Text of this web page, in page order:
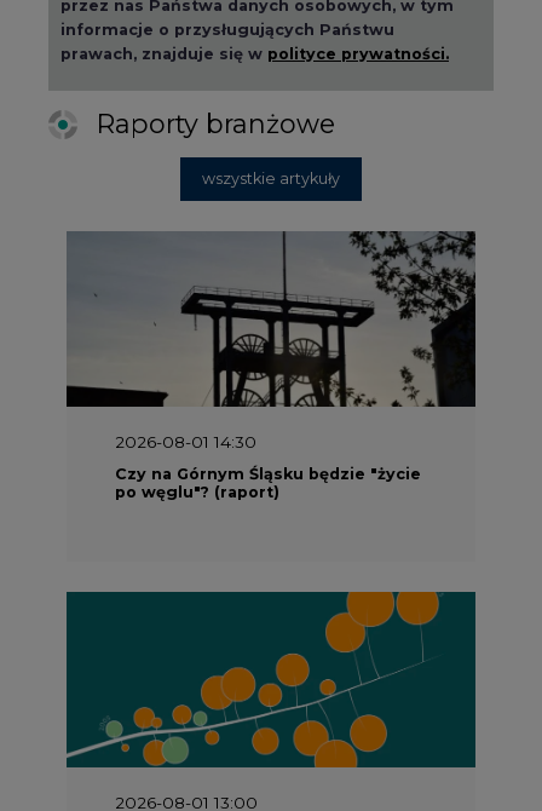
przez nas Państwa danych osobowych, w tym
informacje o przysługujących Państwu
prawach, znajduje się w polityce prywatności.
Raporty branżowe
wszystkie artykuły
2026-08-01 14:30
Czy na Górnym Śląsku będzie "życie
po węglu"? (raport)
2026-08-01 13:00